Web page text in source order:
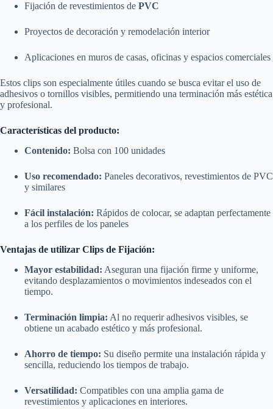
Fijación de revestimientos de PVC
Proyectos de decoración y remodelación interior
Aplicaciones en muros de casas, oficinas y espacios comerciales
Estos clips son especialmente útiles cuando se busca evitar el uso de
adhesivos o tornillos visibles, permitiendo una terminación más estética
y profesional.
Características del producto:
Contenido: Bolsa con 100 unidades
Uso recomendado: Paneles decorativos, revestimientos de PVC
y similares
Fácil instalación: Rápidos de colocar, se adaptan perfectamente
a los perfiles de los paneles
Ventajas de utilizar Clips de Fijación:
Mayor estabilidad: Aseguran una fijación firme y uniforme,
evitando desplazamientos o movimientos indeseados con el
tiempo.
Terminación limpia: Al no requerir adhesivos visibles, se
obtiene un acabado estético y más profesional.
Ahorro de tiempo: Su diseño permite una instalación rápida y
sencilla, reduciendo los tiempos de trabajo.
Versatilidad: Compatibles con una amplia gama de
revestimientos y aplicaciones en interiores.